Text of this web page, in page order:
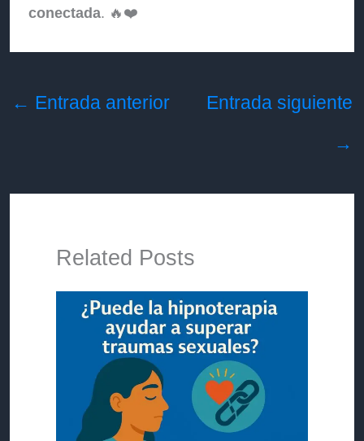
conectada. 🔥❤️
← Entrada anterior
Entrada siguiente
→
Related Posts